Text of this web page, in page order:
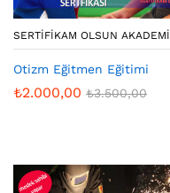
SERTIFIKAM OLSUN AKADEMI
Otizm Eğitmen Eğitimi
₺2.000,00 ₺3.500,00